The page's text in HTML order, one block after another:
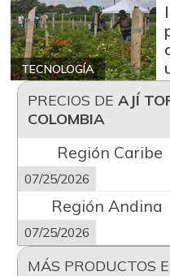
TECNOLOGÍA
PRECIOS DE AJÍ
COLOMBIA
Región Caribe
07/25/2026
Región Andina
07/25/2026
MÁS PRODUCTOS